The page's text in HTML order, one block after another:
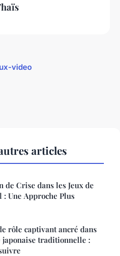
video
articles
Crise dans les Jeux de
: Une Approche Plus
rôle captivant ancré dans
traditionnelle :